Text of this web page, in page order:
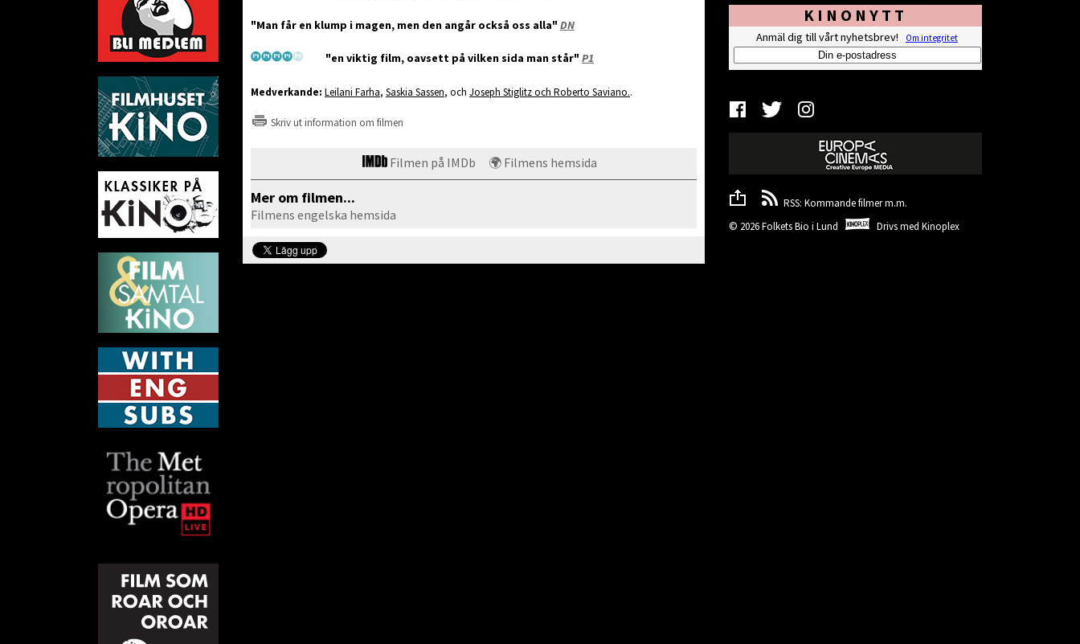
KINONYTT
Anmäl dig till vårt nyhetsbrev! Om integritet
RSS: Kommande filmer m.m.
© 2026 Folkets Bio i Lund
Drivs med Kinoplex
"Man får en klump i magen, men den angår också oss alla"DN
"en viktig film, oavsett på vilken sida man står"P1
Medverkande: Leilani Farha, Saskia Sassen, och Joseph Stiglitz och Roberto Saviano..
Skriv ut information om filmen
Filmen på IMDb 🌍 Filmens hemsida
Mer om filmen...
Filmens engelska hemsida